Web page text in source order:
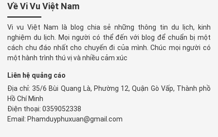
Về Vi Vu Việt Nam
Vi vu Việt Nam là blog chia sẻ những thông tin du lịch, kinh
nghiệm du lịch. Mọi người có thể đến với blog để chuẩn bị một
cách chu đáo nhất cho chuyến đi của mình. Chúc mọi người có
một hành trình thú vị và nhiều cảm xúc
Liên hệ quảng cáo
Địa chỉ: 35/6 Bùi Quang Là, Phường 12, Quận Gò Vấp, Thành phồ
Hồ Chí Minh
Điện thoại: 0359052338
Email: Phamduyphuxuan@gmail.com